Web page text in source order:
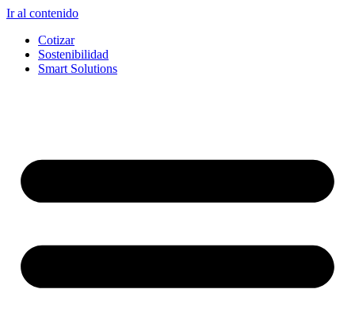
Ir al contenido
Cotizar
Sostenibilidad
Smart Solutions